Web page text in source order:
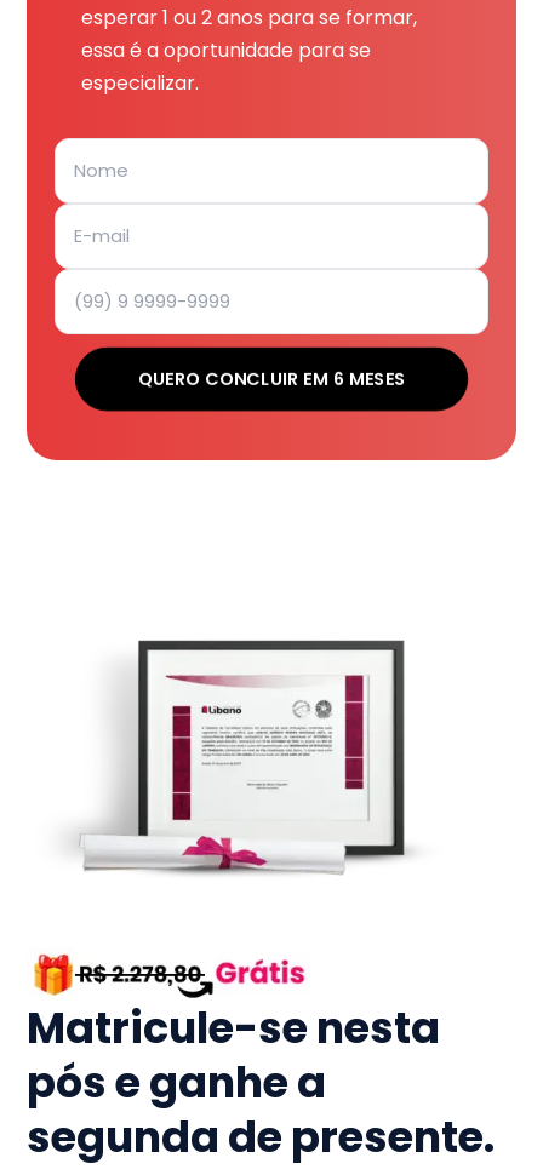
esperar 1 ou 2 anos para se formar,
essa é a oportunidade para se
especializar.
QUERO CONCLUIR EM 6 MESES
Matricule-se nesta
pós e ganhe a
segunda de presente.